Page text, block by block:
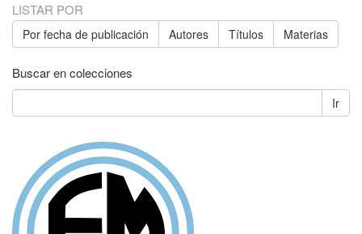
LISTAR POR
Por fecha de publicación Autores Títulos Materias
Buscar en colecciones
Ir